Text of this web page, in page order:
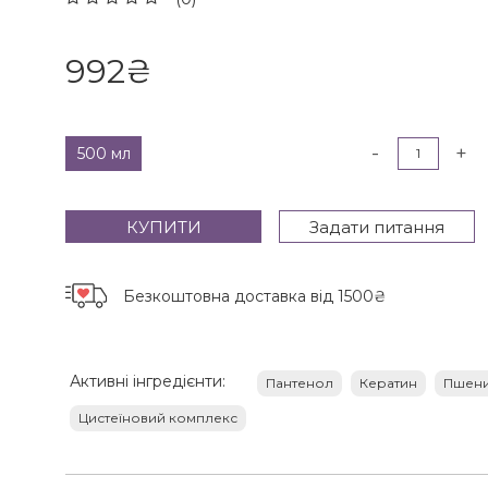
992₴
500 мл - +
КУПИТИ Задати питання
Безкоштовна доставка від 1500₴
Активні інгредієнти: Пантенол Кератин
Цистеїновий комплекс